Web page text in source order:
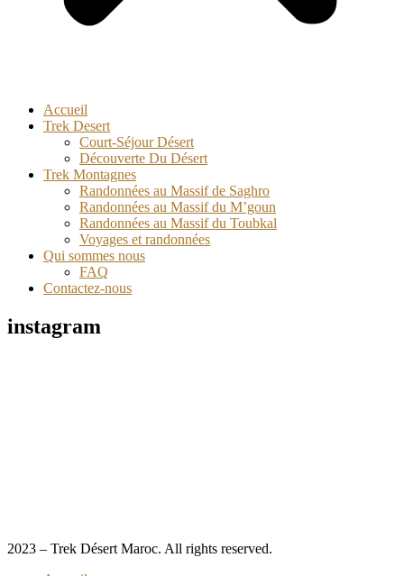
Accueil
Trek Desert
Court-Séjour Désert
Découverte Du Désert
Trek Montagnes
Randonnées au Massif de Saghro
Randonnées au Massif du M’goun
Randonnées au Massif du Toubkal
Voyages et randonnées
Qui sommes nous
FAQ
Contactez-nous
instagram
2023 – Trek Désert Maroc. All rights reserved.